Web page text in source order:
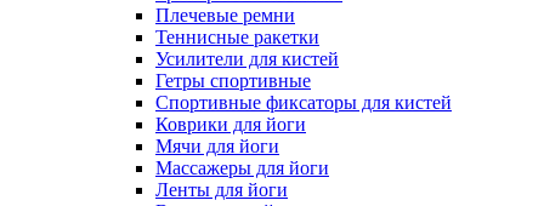
Плечевые ремни
Теннисные ракетки
Усилители для кистей
Гетры спортивные
Спортивные фиксаторы для кистей
Коврики для йоги
Мячи для йоги
Массажеры для йоги
Ленты для йоги